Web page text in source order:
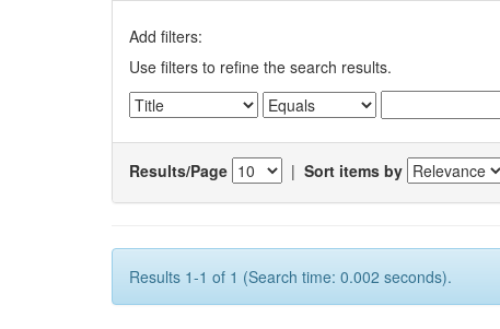
Add filters:
Use filters to refine the search results.
Results/Page | Sort items by
Results 1-1 of 1 (Search time: 0.002 seconds).